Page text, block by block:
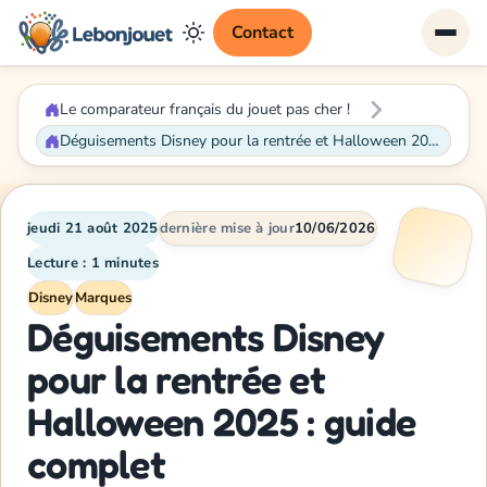
Contact
Le comparateur français du jouet pas cher !
Déguisements Disney pour la rentrée et Halloween 2025 : guide complet
jeudi 21 août 2025dernière mise à jour10/06/2026
Lecture : 1 minutes
DisneyMarques
Déguisements Disney
pour la rentrée et
Halloween 2025 : guide
complet